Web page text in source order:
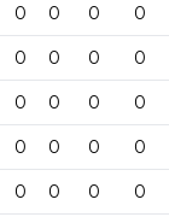
0 0 0 0
0 0 0 0
0 0 0 0
0 0 0 0
0 0 0 0